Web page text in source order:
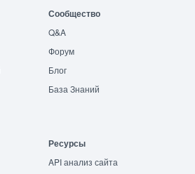
Сообщество
Q&A
Форум
Блог
База Знаний
Ресурсы
API анализ сайта